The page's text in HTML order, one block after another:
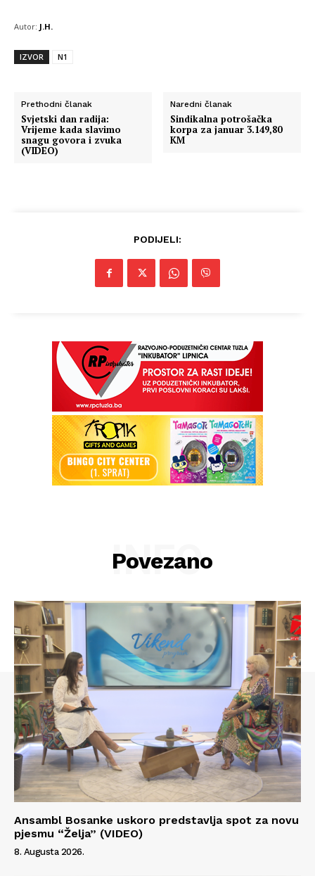
Autor: J.H.
IZVOR N1
Prethodni članak
Svjetski dan radija:
Vrijeme kada slavimo
snagu govora i zvuka
(VIDEO)
Naredni članak
Sindikalna potrošačka
korpa za januar 3.149,80
KM
PODIJELI:
Povezano
INFO
Ansambl Bosanke uskoro predstavlja spot za novu
pjesmu “Želja” (VIDEO)
8. Augusta 2026.